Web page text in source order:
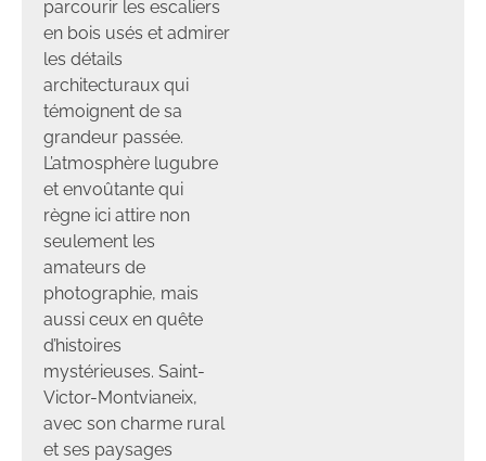
parcourir les escaliers
en bois usés et admirer
les détails
architecturaux qui
témoignent de sa
grandeur passée.
L’atmosphère lugubre
et envoûtante qui
règne ici attire non
seulement les
amateurs de
photographie, mais
aussi ceux en quête
d’histoires
mystérieuses. Saint-
Victor-Montvianeix,
avec son charme rural
et ses paysages